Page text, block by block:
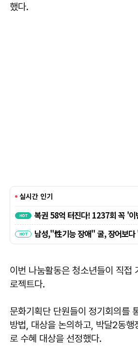
했다.
이번 나눔활동은 청소년들이 직접
로젝트다.
문화기획단 단원들이 정기회의를
방법, 대상을 논의하고, 박달2동행
로 수혜 대상을 선정했다.